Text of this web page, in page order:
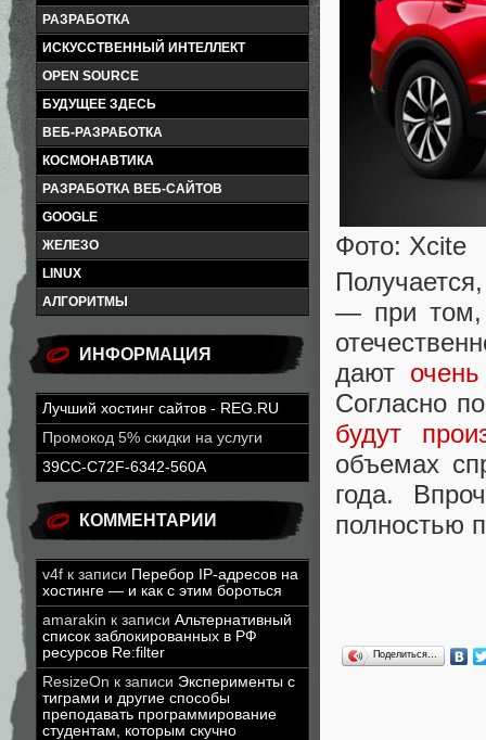
РАЗРАБОТКА
ИСКУССТВЕННЫЙ ИНТЕЛЛЕКТ
OPEN SOURCE
БУДУЩЕЕ ЗДЕСЬ
ВЕБ-РАЗРАБОТКА
КОСМОНАВТИКА
РАЗРАБОТКА ВЕБ-САЙТОВ
GOOGLE
ЖЕЛЕЗО
LINUX
АЛГОРИТМЫ
ИНФОРМАЦИЯ
Лучший хостинг сайтов - REG.RU
Промокод 5% скидки на услуги
39CC-C72F-6342-560A
КОММЕНТАРИИ
v4f к записи Перебор IP-адресов на
хостинге — и как с этим бороться
amarakin к записи Альтернативный
список заблокированных в РФ
ресурсов Re:filter
ResizeOn к записи Эксперименты с
тиграми и другие способы
преподавать программирование
студентам, которым скучно
Фото: Xcite
— при том,
дают
Согласно
будут
объемах
года.
полностью
Поделиться…